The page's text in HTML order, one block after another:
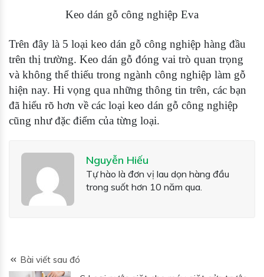
Keo dán gỗ công nghiệp Eva
Trên đây là 5 loại keo dán gỗ công nghiệp hàng đầu
trên thị trường. Keo dán gỗ đóng vai trò quan trọng
và không thể thiếu trong ngành công nghiệp làm gỗ
hiện nay. Hi vọng qua những thông tin trên, các bạn
đã hiểu rõ hơn về các loại keo dán gỗ công nghiệp
cũng như đặc điểm của từng loại.
Nguyễn Hiếu
Tự hào là đơn vị lau dọn hàng đầu
trong suốt hơn 10 năm qua.
Bài viết sau đó